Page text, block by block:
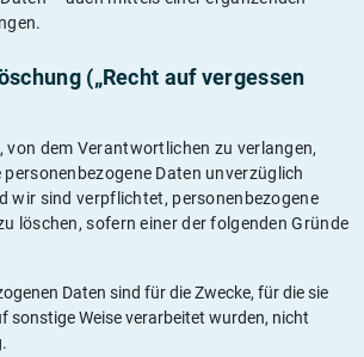
(„Recht auf vergessen
von dem Verantwortlichen zu verlangen,
Daten unverzüglich
wir sind verpflichtet, personenbezogene
löschen, sofern einer der folgenden Gründe
Daten sind für die Zwecke, für die sie
sonstige Weise verarbeitet wurden, nicht